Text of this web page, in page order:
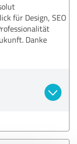
für Design, SEO
Danke